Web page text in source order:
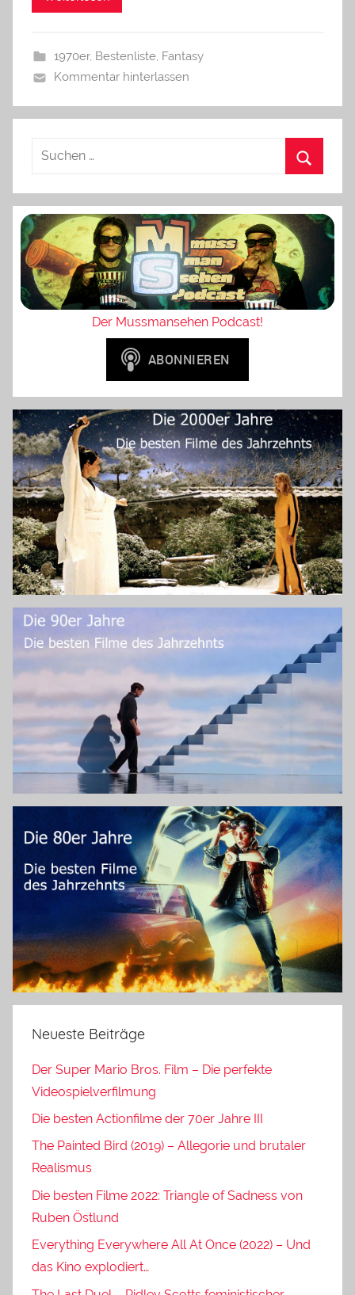
1970er, Bestenliste, Fantasy
Kommentar hinterlassen
Der Mussmansehen Podcast!
Neueste Beiträge
Der Super Mario Bros. Film – Die perfekte
Videospielverfilmung
Die besten Actionfilme der 70er Jahre III
The Painted Bird (2019) – Allegorie und brutaler
Realismus
Die besten Filme 2022: Triangle of Sadness von
Ruben Östlund
Everything Everywhere All At Once (2022) – Und
das Kino explodiert…